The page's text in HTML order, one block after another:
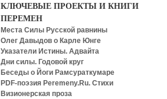
КЛЮЧЕВЫЕ ПРОЕКТЫ И КНИГИ
ПЕРЕМЕН
Места Силы Русской равнины
Олег Давыдов о Карле Юнге
Указатели Истины. Адвайта
Дни силы. Годовой круг
Беседы о Йоги Рамсураткумаре
PDF-поэзия Peremeny.Ru. Стихи
Визионерская проза